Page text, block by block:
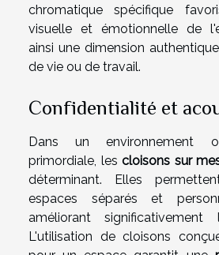
chromatique spécifique
visuelle et émotionnelle de
ainsi une dimension
de vie ou de travail.
Confidentialité et
Dans un environnement
primordiale, lescloisons sur
déterminant. Elles
espaces séparés et
améliorant
L'utilisation de cloisons